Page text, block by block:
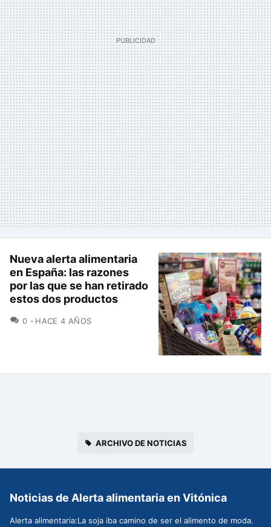
Nueva alerta alimentaria
en España: las razones
por las que se han retirado
estos dos productos
0 COMENTARIOS
HACE 4 AÑOS
ARCHIVO DE NOTICIAS
Noticias de Alerta alimentaria en Vitónica
Alerta alimentaria:La soja iba camino de ser el alimento de moda.